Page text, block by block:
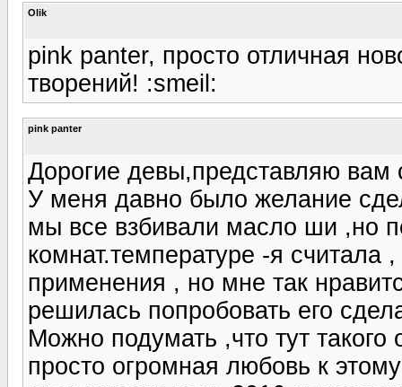
Olik
pink panter, просто отличная
творений! :smeil:
pink panter
Дорогие девы,представляю вам
У меня давно было желание
мы все взбивали масло ши ,но
комнат.температуре -я считала
применения , но мне так
решилась попробовать его
Можно подумать ,что тут такого
просто огромная любовь к